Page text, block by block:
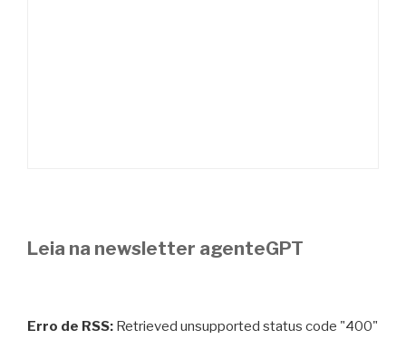
Leia na newsletter agenteGPT
Erro de RSS: Retrieved unsupported status code "400"